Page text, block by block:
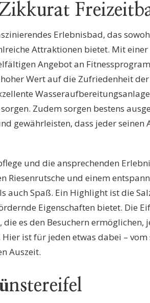
Erlebnisbad, das
Attraktionen bietet. Mit
Angebot an
Wert auf die Zufriedenheit der
Zudem sorgen bestens
gewährleisten, dass jeder seinen
und die ansprechenden
Riesenrutsche und einem
auch Spaß. Ein Highlight ist die
Eigenschaften bietet. Die
es den Besuchern ermöglichen,
ist für jeden etwas dabei –
Auszeit.